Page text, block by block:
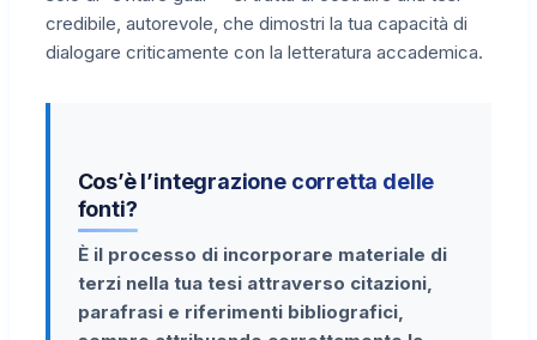
credibile, autorevole, che dimostri la tua capacità di
dialogare criticamente con la letteratura accademica.
Cos’è l’integrazione corretta delle
fonti?
È il processo di incorporare materiale di
terzi nella tua tesi attraverso citazioni,
parafrasi e riferimenti bibliografici,